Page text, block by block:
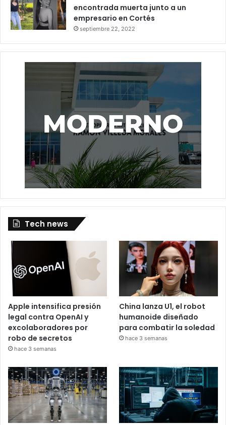
encontrada muerta junto a un
empresario en Cortés
septiembre 22, 2022
Tech news
Apple intensifica presión
legal contra OpenAI y
excolaboradores por
robo de secretos
hace 3 semanas
China lanza U1, el robot
humanoide diseñado
para combatir la soledad
hace 3 semanas